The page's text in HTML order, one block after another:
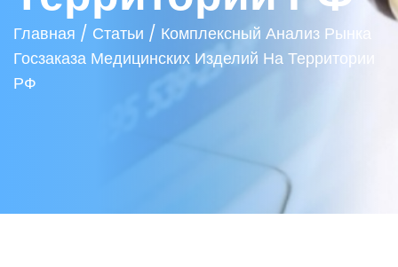
Главная / Статьи / Комплексный Анализ Рынка
Госзаказа Медицинских Изделий На Территории
РФ